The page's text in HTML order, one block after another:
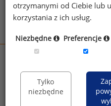
sedlak.pl
rynekpracy.pl
badania
otrzymanymi od Ciebie lub
korzystania z ich usług.
Niezbędne Preferencje
Tylko
niezbędne